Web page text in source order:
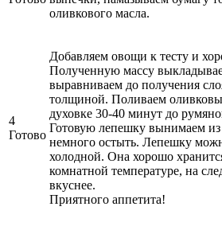
оливкового масла.
4
Готово
Добавляем овощи к тесту и
Полученную массу
выравниваем до получения
толщиной. Поливаем
духовке 30-40 минут до
Готовую лепешку вынимаем
немного остыть. Лепешку
холодной. Она хорошо
комнатной температуре, на
вкуснее.
Приятного аппетита!